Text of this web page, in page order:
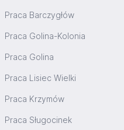
Praca Barczygłów
Praca Golina-Kolonia
Praca Golina
Praca Lisiec Wielki
Praca Krzymów
Praca Sługocinek